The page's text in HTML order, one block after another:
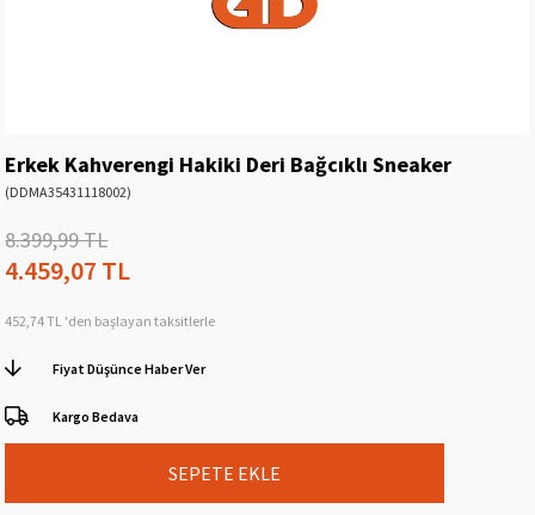
Erkek Kahverengi Hakiki Deri Bağcıklı Sneaker
(DDMA35431118002)
8.399,99 TL
4.459,07 TL
452,74 TL 'den başlayan taksitlerle
Fiyat Düşünce Haber Ver
Kargo Bedava